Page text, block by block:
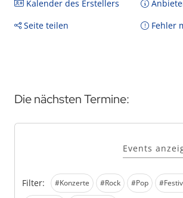
Kalender des Erstellers
Seite teilen
Fehler
Die nächsten Termine:
Filter: #Konzerte #Rock #Pop
Events